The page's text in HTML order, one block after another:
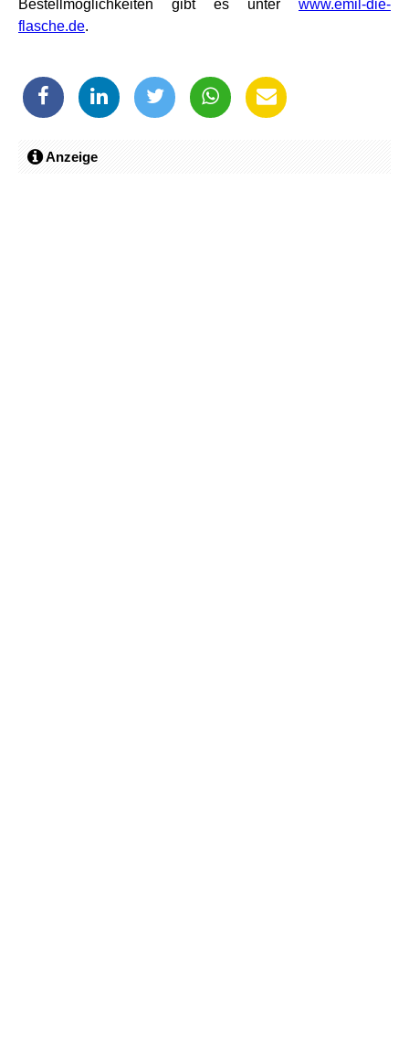
Bestellmöglichkeiten gibt es unter www.emil-die-
flasche.de.
Anzeige